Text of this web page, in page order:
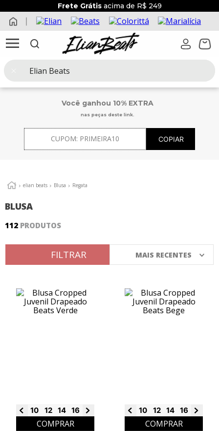
Frete Grátisacima de R$ 249
Você ganhou 10% EXTRA
nas peças deste link.
CUPOM: PRIMEIRA10 COPIAR
elian beats Blusa Regata
BLUSA
112 PRODUTOS
FILTRAR MAIS RECENTES
10 12 14 16 18
COMPRAR
10 12 14 16 18
COMPRAR